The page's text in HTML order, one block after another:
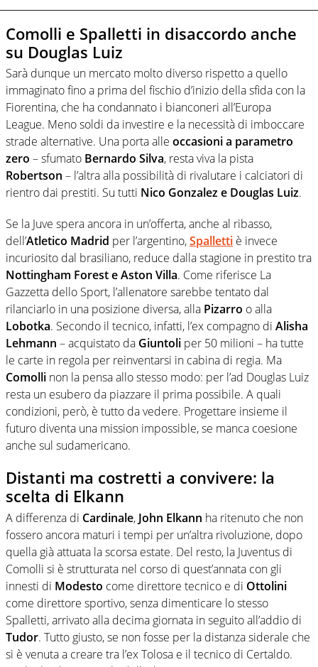
Comolli e Spalletti in disaccordo anche
su Douglas Luiz
Sarà dunque un mercato molto diverso rispetto a quello
immaginato fino a prima del fischio d’inizio della sfida con la
Fiorentina, che ha condannato i bianconeri all’Europa
League. Meno soldi da investire e la necessità di imboccare
strade alternative. Una porta alle occasioni a parametro
zero – sfumato Bernardo Silva, resta viva la pista
Robertson – l’altra alla possibilità di rivalutare i calciatori di
rientro dai prestiti. Su tutti Nico Gonzalez e Douglas Luiz.
Se la Juve spera ancora in un’offerta, anche al ribasso,
dell’Atletico Madrid per l’argentino,Spalletti è invece
incuriosito dal brasiliano, reduce dalla stagione in prestito tra
Nottingham Forest e Aston Villa. Come riferisce La
Gazzetta dello Sport, l’allenatore sarebbe tentato dal
rilanciarlo in una posizione diversa, alla Pizarro o alla
Lobotka. Secondo il tecnico, infatti, l’ex compagno di Alisha
Lehmann – acquistato da Giuntoli per 50 milioni – ha tutte
le carte in regola per reinventarsi in cabina di regia. Ma
Comolli non la pensa allo stesso modo: per l’ad Douglas Luiz
resta un esubero da piazzare il prima possibile. A quali
condizioni, però, è tutto da vedere. Progettare insieme il
futuro diventa una mission impossible, se manca coesione
anche sul sudamericano.
Distanti ma costretti a convivere: la
scelta di Elkann
A differenza di Cardinale, John Elkann ha ritenuto che non
fossero ancora maturi i tempi per un’altra rivoluzione, dopo
quella già attuata la scorsa estate. Del resto, la Juventus di
Comolli si è strutturata nel corso di quest’annata con gli
innesti di Modesto come direttore tecnico e di Ottolini
come direttore sportivo, senza dimenticare lo stesso
Spalletti, arrivato alla decima giornata in seguito all’addio di
Tudor. Tutto giusto, se non fosse per la distanza siderale che
si è venuta a creare tra l’ex Tolosa e il tecnico di Certaldo.